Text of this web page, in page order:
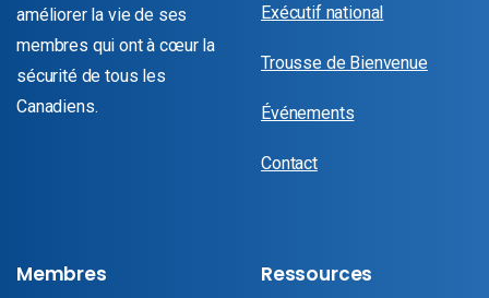
améliorer la vie de ses
membres qui ont à cœur la
sécurité de tous les
Canadiens.
Exécutif national
Trousse de Bienvenue
Événements
Contact
Membres Ressources